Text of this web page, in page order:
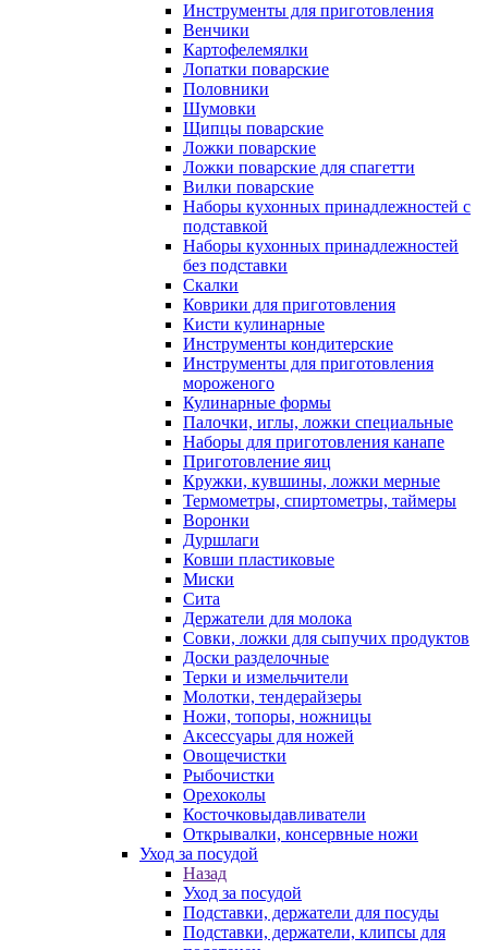
Инструменты для приготовления
Венчики
Картофелемялки
Лопатки поварские
Половники
Шумовки
Щипцы поварские
Ложки поварские
Ложки поварские для спагетти
Вилки поварские
Наборы кухонных принадлежностей с
подставкой
Наборы кухонных принадлежностей
без подставки
Скалки
Коврики для приготовления
Кисти кулинарные
Инструменты кондитерские
Инструменты для приготовления
мороженого
Кулинарные формы
Палочки, иглы, ложки специальные
Наборы для приготовления канапе
Приготовление яиц
Кружки, кувшины, ложки мерные
Термометры, спиртометры, таймеры
Воронки
Дуршлаги
Ковши пластиковые
Миски
Сита
Держатели для молока
Совки, ложки для сыпучих продуктов
Доски разделочные
Терки и измельчители
Молотки, тендерайзеры
Ножи, топоры, ножницы
Аксессуары для ножей
Овощечистки
Рыбочистки
Орехоколы
Косточковыдавливатели
Открывалки, консервные ножи
Уход за посудой
Назад
Уход за посудой
Подставки, держатели для посуды
Подставки, держатели, клипсы для